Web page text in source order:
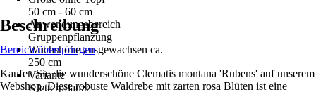
50 cm - 60 cm
Anwendungsbereich
Gruppenpflanzung
Wuchshöhe ausgewachsen ca.
250 cm
Variante
Kletterpflanze
Beschreibung
Bereich überspringen
Kaufen Sie die wunderschöne Clematis montana 'Rubens' auf unserem
Webshop. Diese robuste Waldrebe mit zarten rosa Blüten ist eine